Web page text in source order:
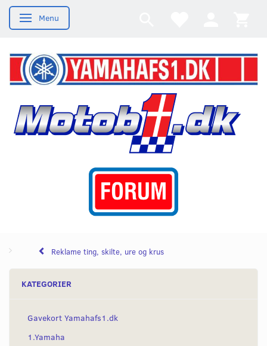
Skifte navigation
Menu
Reklame ting, skilte, ure og krus
KATEGORIER
Gavekort Yamahafs1.dk
1.Yamaha